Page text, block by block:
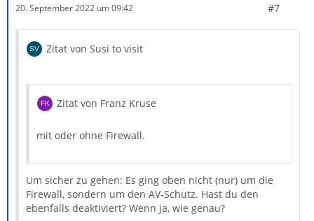
20. September 2022 um 09:42 #7
Zitat von Susi to visit
Zitat von Franz Kruse
mit oder ohne Firewall.
Um sicher zu gehen: Es ging oben nicht (nur) um die
Firewall, sondern um den AV-Schutz. Hast du den
ebenfalls deaktiviert? Wenn ja, wie genau?